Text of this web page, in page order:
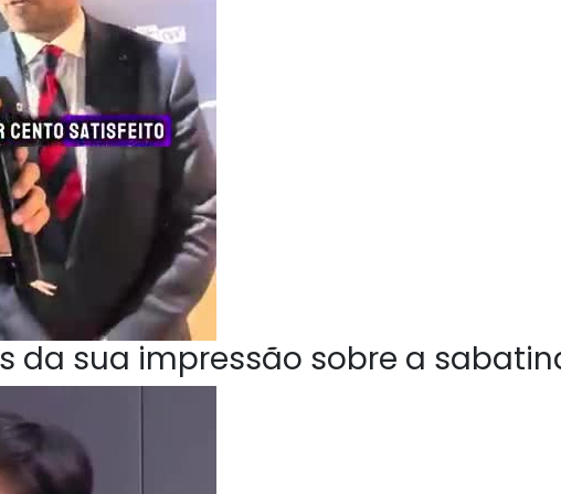
da sua impressão sobre a